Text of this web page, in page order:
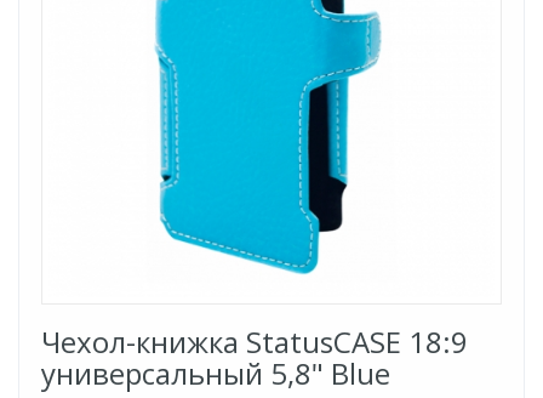
Чехол-книжка StatusCASE 18:9
универсальный 5,8" Blue